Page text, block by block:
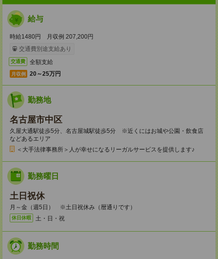
給与
時給1480円 月収例 207,200円
交通費別途支給あり
交通費 全額支給
月収例 20～25万円
勤務地
名古屋市中区
久屋大通駅徒歩5分、名古屋城駅徒歩5分 ※近くにはお城や公園・飲食店
などあるエリア
＜大手法律事務所＞人が幸せになるリーガルサービスを提供します♪
勤務曜日
土日祝休
月～金（週5日） ※土日祝休み（暦通りです）
休日休暇 土・日・祝
勤務時間